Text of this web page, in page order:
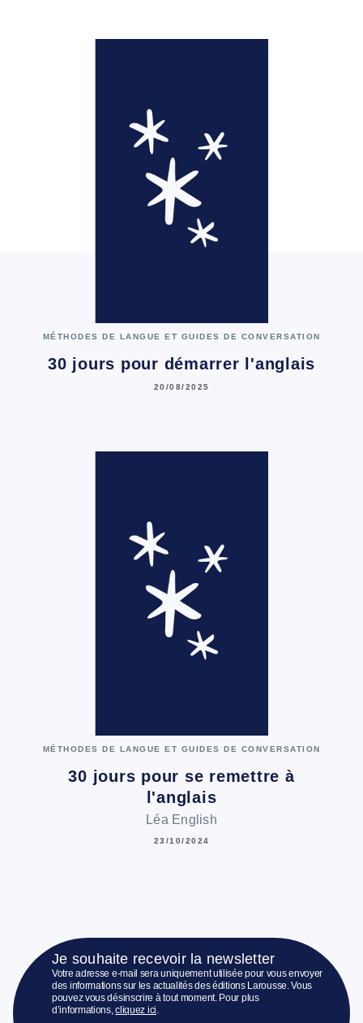
MÉTHODES DE LANGUE ET GUIDES DE CONVERSATION
30 jours pour démarrer l'anglais
20/08/2025
MÉTHODES DE LANGUE ET GUIDES DE CONVERSATION
30 jours pour se remettre à
l'anglais
Léa English
23/10/2024
Je souhaite recevoir la newsletter
Votre adresse e-mail sera uniquement utilisée pour vous envoyer
des informations sur les actualités des éditions Larousse. Vous
pouvez vous désinscrire à tout moment. Pour plus
d’informations,cliquez ici